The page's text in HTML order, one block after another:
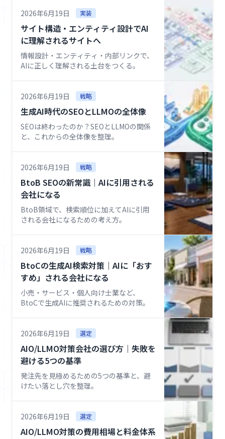
2026年6月19日 実装
サイト構造・エンティティ設計でAI
に理解されるサイトへ
情報設計・エンティティ・内部リンクで、
AIに正しく理解される土台をつくる。
2026年6月19日 戦略
生成AI時代のSEOとLLMOの全体像
SEOは終わったのか？SEOとLLMOの関係
と、これからの全体像を整理。
2026年6月19日 戦略
BtoB SEOの新常識｜AIに引用される
会社になる
BtoB領域で、検索順位に加えてAIに引用
される会社になるための考え方。
2026年6月19日 戦略
BtoCの生成AI検索対策｜AIに「おす
すめ」される会社になる
小売・サービス・個人向け士業など、
BtoCで生成AIに推奨されるための対策。
2026年6月19日 選定
AIO/LLMO対策会社の選び方｜失敗を
避ける5つの基準
発注先を見極めるための5つの基準と、避
けたい落とし穴を整理。
2026年6月19日 選定
AIO/LLMO対策の費用相場と料金体系